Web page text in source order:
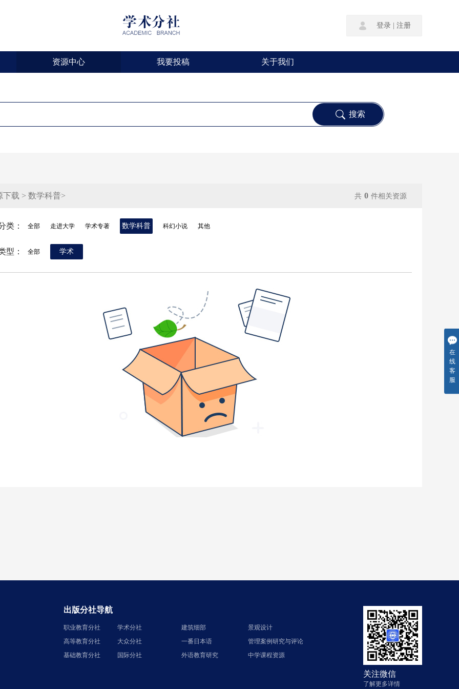
登录 注册
资源中心 我要投稿 关于我们
下载 > 数学科普> 共 0 件相关资源
类： 全部 走进大学 学术专著 数学科普 科幻小说 其他
型： 全部 学术
在
线
客
服
出版分社导航
职业教育分社
学术分社
高等教育分社
大众分社
基础教育分社
国际分社
建筑细部
景观设计
一番日本语
管理案例研究与评论
外语教育研究
中学课程资源
关注微信
了解更多详情